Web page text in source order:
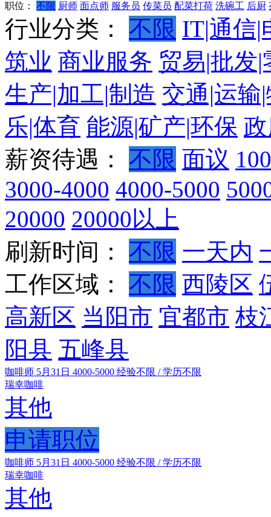
职位： 不限 厨师 面点师 服务员 传菜员 配菜打荷 洗碗工 后厨
行业分类： 不限 IT|通信|
筑业 商业服务 贸易|批发
生产|加工|制造 交通|运输
乐|体育 能源|矿产|环保
薪资待遇：
不限 面议
3000-4000 4000-5000
20000 20000以上
刷新时间：
不限 一天内
工作区域：
不限 西陵区
高新区 当阳市 宜都市 枝
阳县 五峰县
咖啡师 5月31日 4000-5000 经验不限 / 学历不限
瑞幸咖啡
其他
申请职位
咖啡师 5月31日 4000-5000 经验不限 / 学历不限
瑞幸咖啡
其他